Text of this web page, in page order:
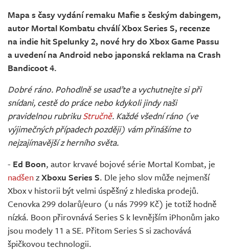
Živě
Mapa s časy vydání remaku Mafie s českým dabingem,
autor Mortal Kombatu chválí Xbox Series S, recenze
na indie hit Spelunky 2, nové hry do Xbox Game Passu
a uvedení na Android nebo japonská reklama na Crash
Bandicoot 4.
Dobré ráno. Pohodlně se usaďte a vychutnejte si při
snídani, cestě do práce nebo kdykoli jindy naši
pravidelnou rubrikuStručně. Každé všední ráno (ve
výjimečných případech později) vám přinášíme to
nejzajímavější z herního světa.
- Ed Boon, autor krvavé bojové série Mortal Kombat, je
nadšen zXboxu Series S. Dle jeho slov může nejmenší
Xbox v historii být velmi úspěšný z hlediska prodejů.
Cenovka 299 dolarů/euro (u nás 7999 Kč) je totiž hodně
nízká. Boon přirovnává Series S k levnějším iPhonům jako
jsou modely 11 a SE. Přitom Series S si zachovává
špičkovou technologii.